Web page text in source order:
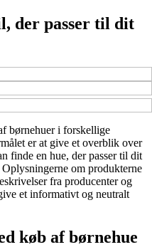
der passer til dit
børnehuer i forskellige
er at give et overblik over
finde en hue, der passer til dit
om produkterne
fra producenter og
et informativt og neutralt
køb af børnehue